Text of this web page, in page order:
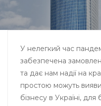
У нелегкий час
забезпечена
та дає нам надії на
простою можуть
бізнесу в Україні,